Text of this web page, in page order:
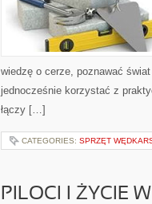
wiedzę o cerze, poznawać
jednocześnie korzystać z
łączy […]
CATEGORIES: SPRZĘT
PILOCI I ŻYCIE